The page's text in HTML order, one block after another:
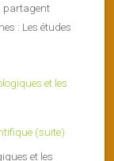
partagent
: Les études
(suite)
et les